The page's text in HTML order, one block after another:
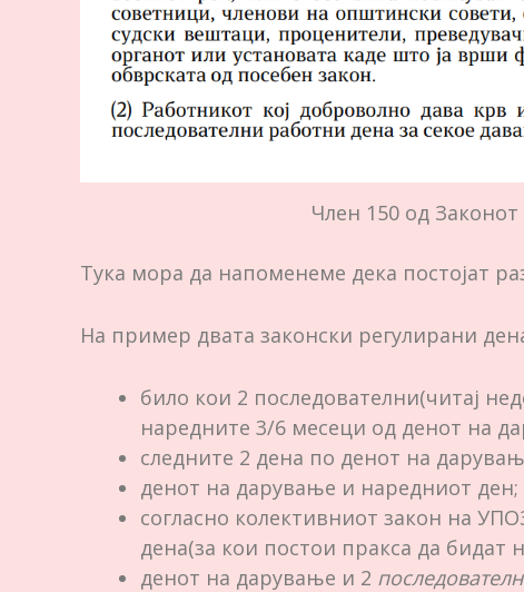
Член 150 од
Тука мора да напоменеме дека постојат
На пример двата законски регулирани
било кои 2 последователни(читај
наредните 3/6 месеци од денот на
следните 2 дена по денот на
денот на дарување и наредниот ден;
согласно колективниот закон на
дена(за кои постои пракса да бидат
денот на дарување и 2